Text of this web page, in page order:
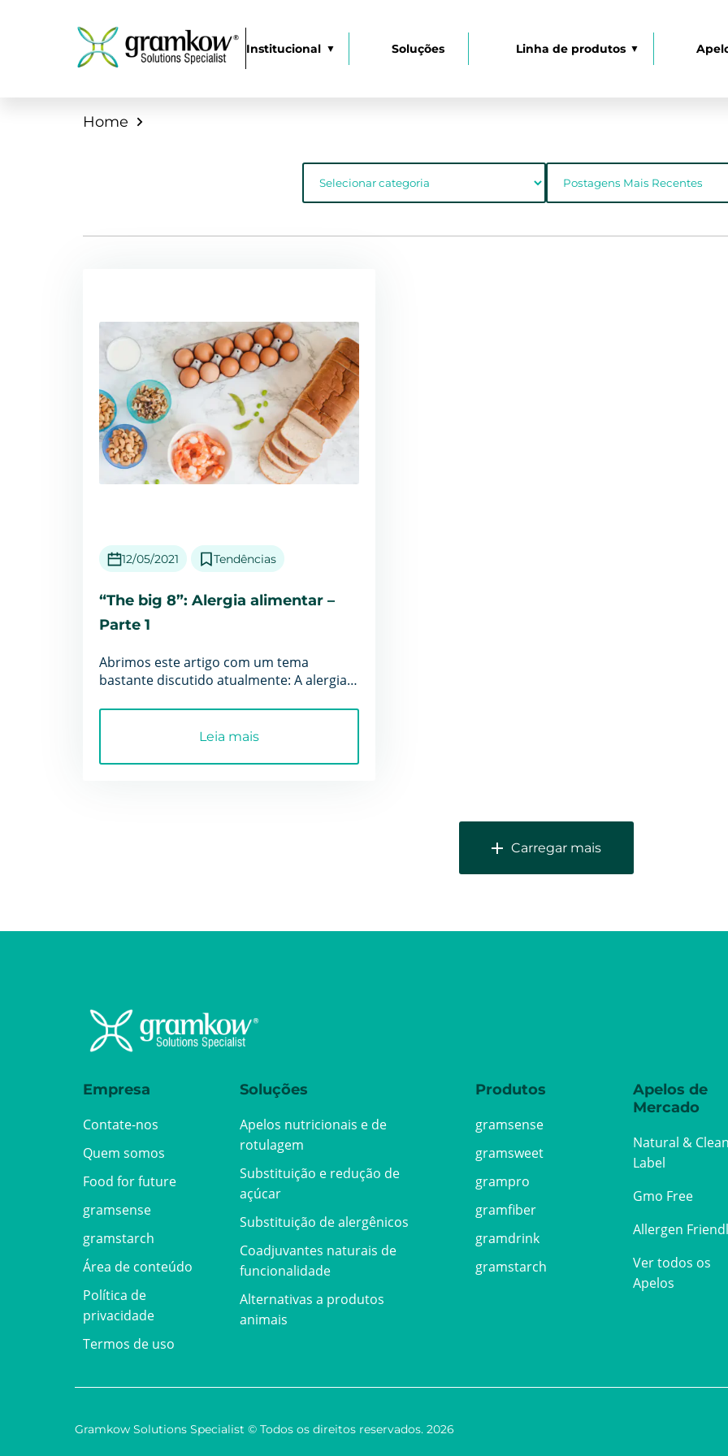
Institucional Soluções Linha de produtos
Home
12/05/2021 Tendências
“The big 8”: Alergia alimentar –
Parte 1
Abrimos este artigo com um tema
bastante discutido atualmente: A alergia
dua...
Leia mais
Carregar mais
Empresa
Contate-nos
Quem somos
Food for future
gramsense
gramstarch
Área de conteúdo
Política de
privacidade
Termos de uso
Soluções
Apelos nutricionais e de
rotulagem
Substituição e redução de
açúcar
Substituição de alergênicos
Coadjuvantes naturais de
funcionalidade
Alternativas a produtos
animais
Produtos
gramsense
gramsweet
grampro
gramfiber
gramdrink
gramstarch
Apelos de
Mercado
Natural & Clean
Label
Gmo Free
Allergen
Ver todos os
Apelos
Gramkow Solutions Specialist © Todos os direitos reservados. 2026